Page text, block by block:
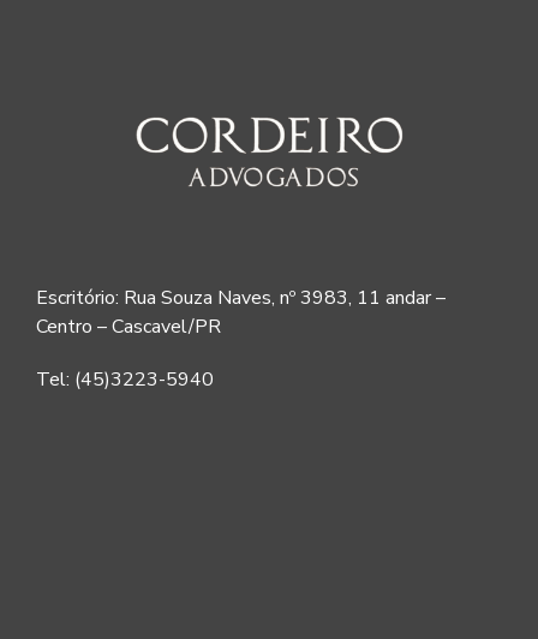
Escritório: Rua Souza Naves, nº 3983, 11 andar –
Centro – Cascavel/PR
Tel: (45)3223-5940